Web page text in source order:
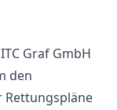
Graf GmbH
den
Rettungspläne